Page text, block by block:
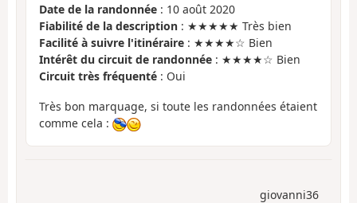
Date de la randonnée : 10 août 2020
Fiabilité de la description : ★★★★★ Très bien
Facilité à suivre l'itinéraire : ★★★★☆ Bien
Intérêt du circuit de randonnée : ★★★★☆ Bien
Circuit très fréquenté : Oui
Très bon marquage, si toute les randonnées étaient
comme cela :
giovanni36